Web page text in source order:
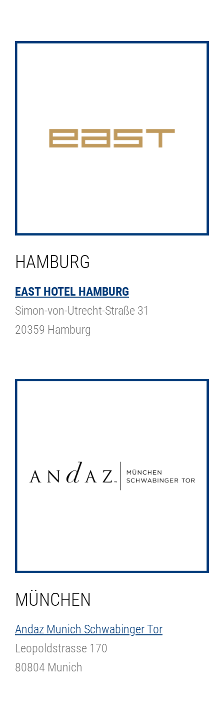
HAMBURG
EAST HOTEL HAMBURG
Simon-von-Utrecht-Straße 31
20359 Hamburg
MÜNCHEN
Andaz Munich Schwabinger Tor
Leopoldstrasse 170
80804 Munich